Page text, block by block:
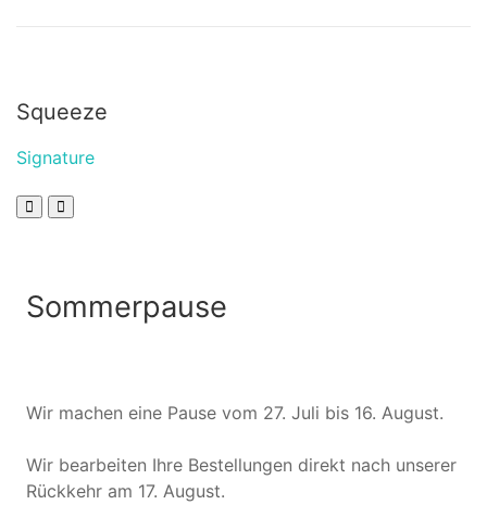
Squeeze
Signature
Sommerpause
Wir machen eine Pause vom 27. Juli bis 16. August.
Wir bearbeiten Ihre Bestellungen direkt nach unserer
Rückkehr am 17. August.